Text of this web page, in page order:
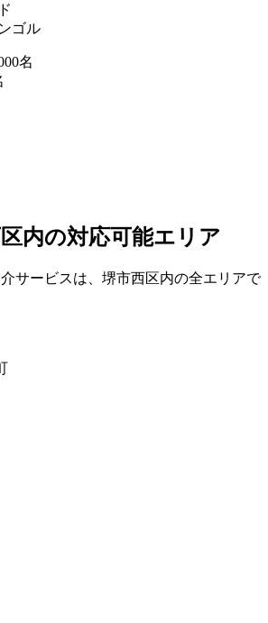
ゴル
名
内の対応可能エリア
サービスは、堺市西区内の全エリアで